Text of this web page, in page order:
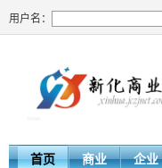
用户名：
首页 商业 企业